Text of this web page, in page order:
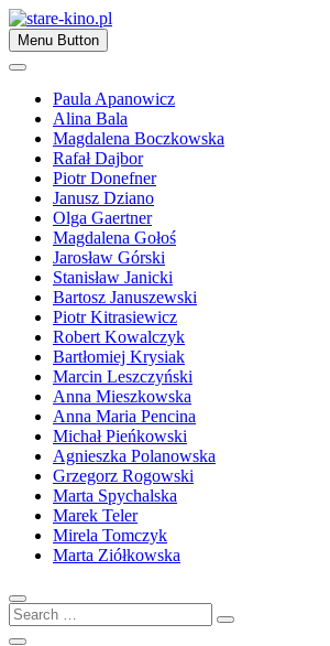
Skip
to
content
stare-kino.pl
Zapraszamy
Menu Button
Paula Apanowicz
Alina Bala
Magdalena Boczkowska
Rafał Dajbor
Piotr Donefner
Janusz Dziano
Olga Gaertner
Magdalena Gołoś
Jarosław Górski
Stanisław Janicki
Bartosz Januszewski
Piotr Kitrasiewicz
Robert Kowalczyk
Bartłomiej Krysiak
Marcin Leszczyński
Anna Mieszkowska
Anna Maria Pencina
Michał Pieńkowski
Agnieszka Polanowska
Grzegorz Rogowski
Marta Spychalska
Marek Teler
Mirela Tomczyk
Marta Ziółkowska
Search
…